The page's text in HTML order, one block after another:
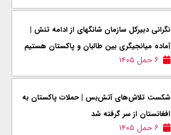
نگرانی دبیرکل سازمان شانگهای از ادامه تنش |
آماده میانجیگری بین طالبان و پاکستان هستیم
۶ حمل ۱۴۰۵
شکست تلاش‌های آتش‌بس | حملات پاکستان به
افغانستان از سر گرفته شد
۶ حمل ۱۴۰۵